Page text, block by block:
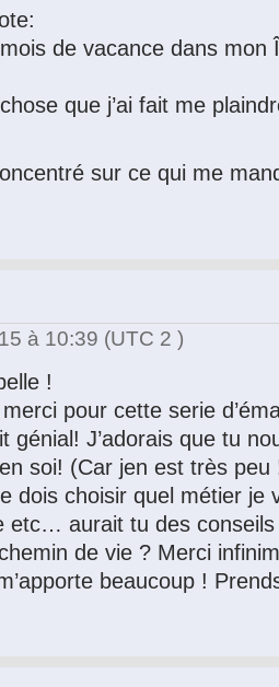
mois de vacance dans
que j’ai fait me
sur ce qui me
à 10:39 (UTC 2 )
!
merci pour cette serie
génial! J’adorais que tu
soi! (Car jen est très
dois choisir quel métier je
etc… aurait tu des
de vie ? Merci
beaucoup !